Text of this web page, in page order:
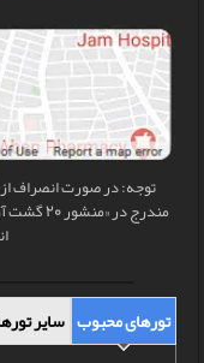
توجه: در صورت انصراف
مندرج
تورهای محبوب سایر